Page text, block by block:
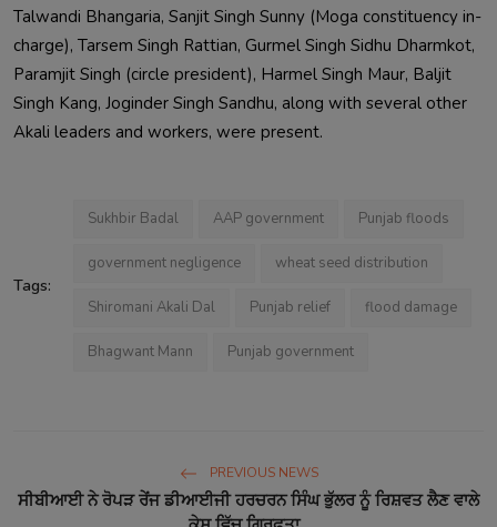
Talwandi Bhangaria, Sanjit Singh Sunny (Moga constituency in-
charge), Tarsem Singh Rattian, Gurmel Singh Sidhu Dharmkot,
Paramjit Singh (circle president), Harmel Singh Maur, Baljit
Singh Kang, Joginder Singh Sandhu, along with several other
Akali leaders and workers, were present.
Tags:
Sukhbir Badal AAP government Punjab floods
government negligence wheat seed distribution
Shiromani Akali Dal Punjab relief flood damage
Bhagwant Mann Punjab government
PREVIOUS NEWS
ਸੀਬੀਆਈ ਨੇ ਰੋਪੜ ਰੇਂਜ ਡੀਆਈਜੀ ਹਰਚਰਨ ਸਿੰਘ ਭੁੱਲਰ ਨੂੰ ਰਿਸ਼ਵਤ ਲੈਣ ਵਾਲੇ